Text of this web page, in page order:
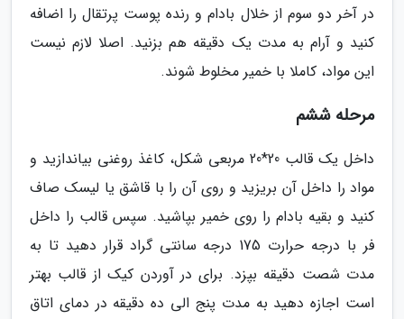
در آخر دو سوم از خلال بادام و رنده پوست پرتقال را اضافه
کنید و آرام به مدت یک دقیقه هم بزنید. اصلا لازم نیست
این مواد، کاملا با خمیر مخلوط شوند.
مرحله ششم
داخل یک قالب 20*20 مربعی شکل، کاغذ روغنی بیاندازید و
مواد را داخل آن بریزید و روی آن را با قاشق یا لیسک صاف
کنید و بقیه بادام را روی خمیر بپاشید. سپس قالب را داخل
فر با درجه حرارت 175 درجه سانتی گراد قرار دهید تا به
مدت شصت دقیقه بپزد. برای در آوردن کیک از قالب بهتر
است اجازه دهید به مدت پنج الی ده دقیقه در دمای اتاق